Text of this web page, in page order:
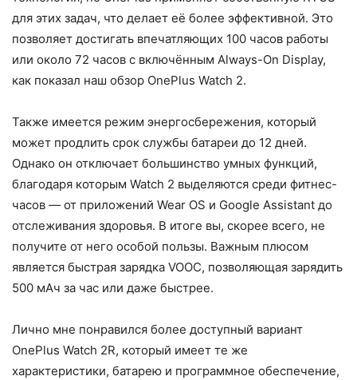
для этих задач, что делает её более эффективной. Это
позволяет достигать впечатляющих 100 часов работы
или около 72 часов с включённым Always-On Display,
как показал наш обзор OnePlus Watch 2.
Также имеется режим энергосбережения, который
может продлить срок службы батареи до 12 дней.
Однако он отключает большинство умных функций,
благодаря которым Watch 2 выделяются среди фитнес-
часов — от приложений Wear OS и Google Assistant до
отслеживания здоровья. В итоге вы, скорее всего, не
получите от него особой пользы. Важным плюсом
является быстрая зарядка VOOC, позволяющая зарядить
500 мАч за час или даже быстрее.
Лично мне понравился более доступный вариант
OnePlus Watch 2R, который имеет те же
характеристики, батарею и программное обеспечение,